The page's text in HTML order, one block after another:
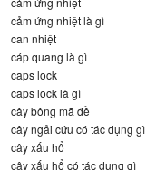
cảm ứng nhiệt là gì
can nhiệt
cáp quang là gì
caps lock
caps lock là gì
cây bông mã đề
cây ngải cứu có tác dụng gì
cây xấu hổ
cây xấu hổ có tác dụng gì